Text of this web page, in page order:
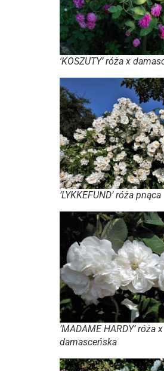
'KOSZUTY’ róża x
’LYKKEFUND’ róża pnąca
’MADAME HARDY’ róża x
damasceńska